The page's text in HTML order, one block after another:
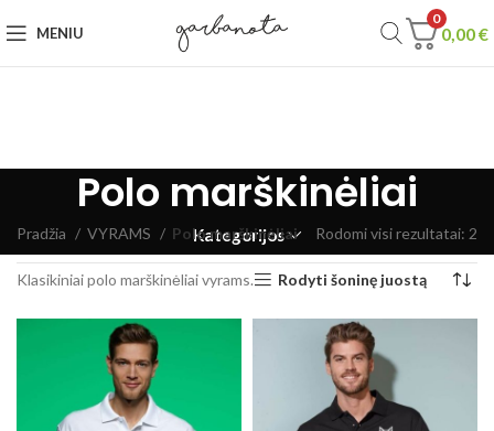
MENIU
0
0,00€
Polo marškinėliai
Kategorijos
Pradžia VYRAMS Polo marškinėliai Rodomi visi rezultatai: 2
Klasikiniai polo marškinėliai vyrams. Rodyti šoninę juostą